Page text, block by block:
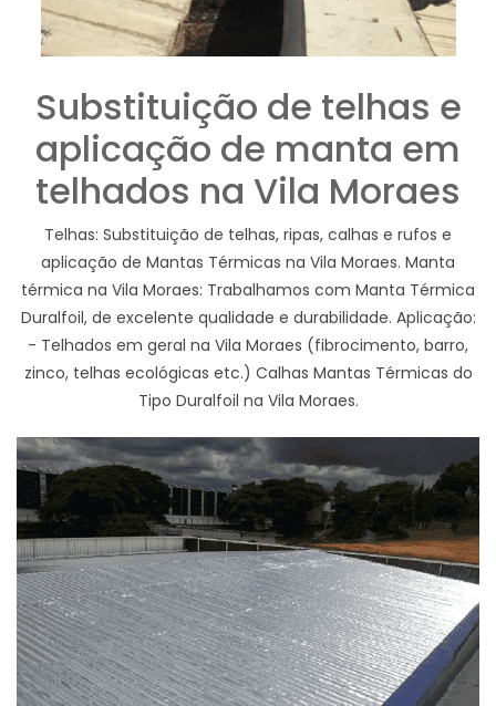
Substituição de telhas e
aplicação de manta em
telhados na Vila Moraes
Telhas: Substituição de telhas, ripas, calhas e rufos e
aplicação de Mantas Térmicas na Vila Moraes. Manta
térmica na Vila Moraes: Trabalhamos com Manta Térmica
Duralfoil, de excelente qualidade e durabilidade. Aplicação:
- Telhados em geral na Vila Moraes (fibrocimento, barro,
zinco, telhas ecológicas etc.) Calhas Mantas Térmicas do
Tipo Duralfoil na Vila Moraes.